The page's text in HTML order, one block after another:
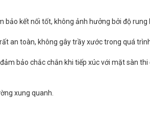
bảo kết nối tốt, không ảnh hưởng bởi độ rung
an toàn, không gây trầy xước trong quá
bảo chắc chắn khi tiếp xúc với mặt sàn
xung quanh.